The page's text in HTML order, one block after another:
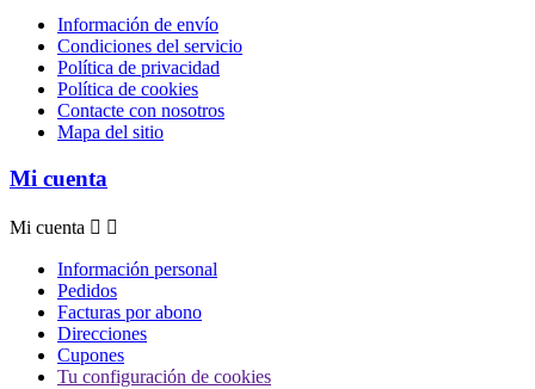
Información de envío
Condiciones del servicio
Política de privacidad
Política de cookies
Contacte con nosotros
Mapa del sitio
Mi cuenta
Mi cuenta  
Información personal
Pedidos
Facturas por abono
Direcciones
Cupones
Tu configuración de cookies